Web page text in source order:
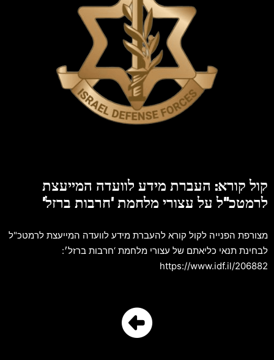
קול קורא: העברת מידע לוועדה המייעצת
לרמטכ"ל על עצורי מלחמת 'חרבות ברזל'
מצורפת הפנייה לקול קורא להעברת מידע לוועדה המייעצת לרמטכ"ל
לבחינת תנאי כליאתם של עצורי מלחמת ‘חרבות ברזל׳:
https://www.idf.il/206882